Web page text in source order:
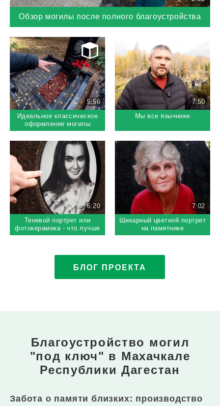
Обзор могилы после полного благоустройства
5:56
Идеальное классическое
оформление могилы
7:50
Мы все язычники
6:20
Теневой портрет или
фотокерамика - что лучше
выбрать на памятник
7:02
Шикарный цветной портрет
на памятнике
БЛОГ ПРОЕКТА
Благоустройство могил
"под ключ" в Махачкале
Республики Дагестан
Забота о памяти близких: производство